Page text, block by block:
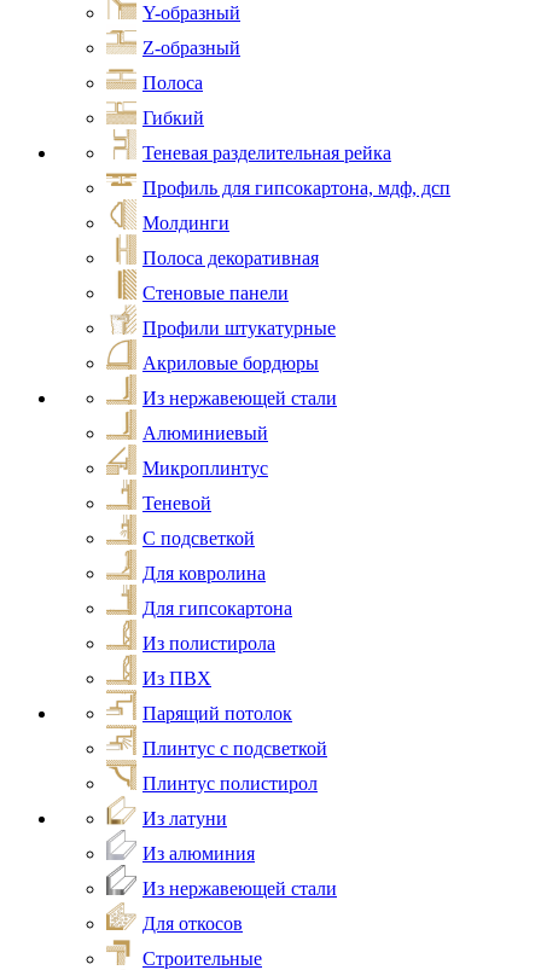
Y-образный
Z-образный
Полоса
Гибкий
Теневая разделительная рейка
Профиль для гипсокартона, мдф, дсп
Молдинги
Полоса декоративная
Стеновые панели
Профили штукатурные
Акриловые бордюры
Из нержавеющей стали
Алюминиевый
Микроплинтус
Теневой
С подсветкой
Для ковролина
Для гипсокартона
Из полистирола
Из ПВХ
Парящий потолок
Плинтус с подсветкой
Плинтус полистирол
Из латуни
Из алюминия
Из нержавеющей стали
Для откосов
Строительные